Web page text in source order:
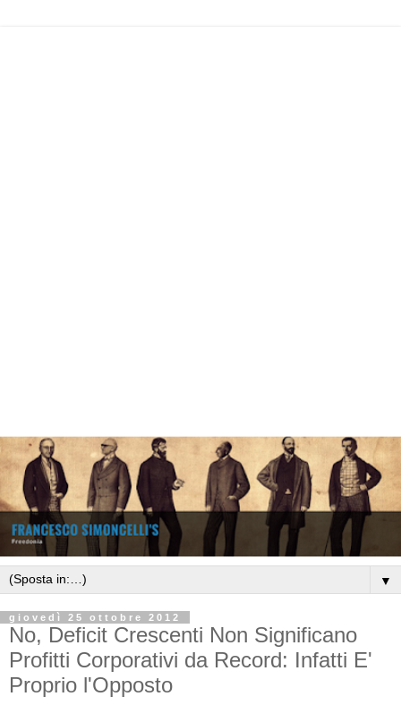
▼
giovedì 25 ottobre 2012
No, Deficit Crescenti Non Significano
Profitti Corporativi da Record: Infatti E'
Proprio l'Opposto